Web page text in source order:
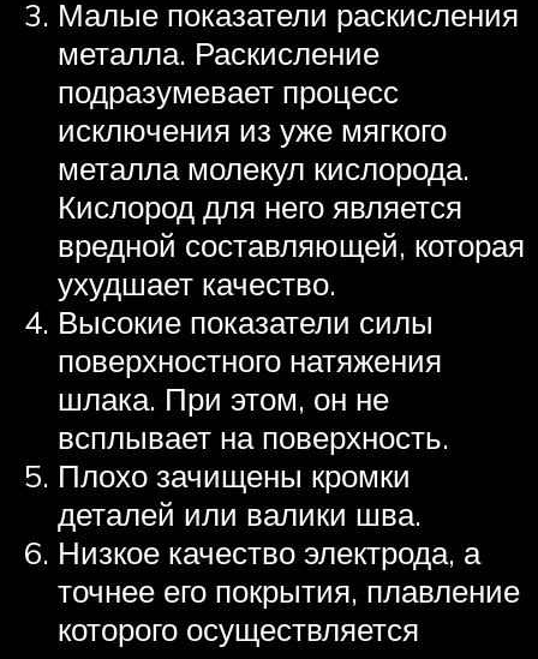
Малые показатели раскисления
металла. Раскисление
подразумевает процесс
исключения из уже мягкого
металла молекул кислорода.
Кислород для него является
вредной составляющей, которая
ухудшает качество.
Высокие показатели силы
поверхностного натяжения
шлака. При этом, он не
всплывает на поверхность.
Плохо зачищены кромки
деталей или валики шва.
Низкое качество электрода, а
точнее его покрытия, плавление
которого осуществляется